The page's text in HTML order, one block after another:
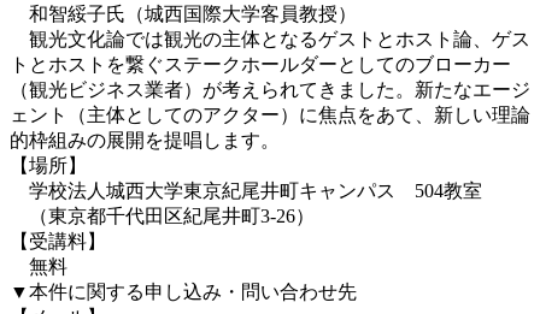
和智綏子氏（城西国際大学客員教授）
観光文化論では観光の主体となるゲストとホスト論、ゲス
トとホストを繋ぐステークホールダーとしてのブローカー
（観光ビジネス業者）が考えられてきました。新たなエージ
ェント（主体としてのアクター）に焦点をあて、新しい理論
的枠組みの展開を提唱します。
【場所】
学校法人城西大学東京紀尾井町キャンパス 504教室
（東京都千代田区紀尾井町3-26）
【受講料】
無料
▼本件に関する申し込み・問い合わせ先